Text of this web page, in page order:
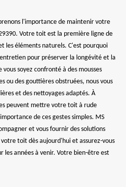
l'importance de maintenir votre
Votre toit est la première ligne de
les éléments naturels. C'est pourquoi
pour préserver la longévité et la
soyez confronté à des mousses
ou des gouttières obstruées, nous vous
et des nettoyages adaptés. À
peuvent mettre votre toit à rude
de ces gestes simples. MS
et vous fournir des solutions
toit dès aujourd'hui et assurez-vous
les années à venir. Votre bien-être est